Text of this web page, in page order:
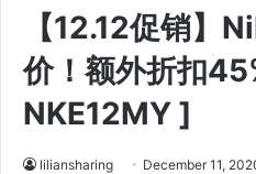
【12.12促销】
价！额外折扣
NKE12MY ]
liliansharing December 11,